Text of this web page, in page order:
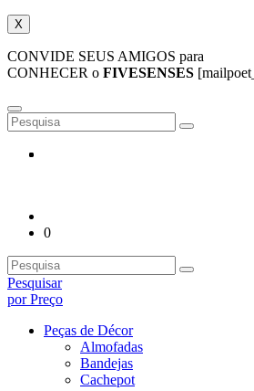
X
CONVIDE SEUS AMIGOS para
CONHECER o FIVESENSES
0
Pesquisar
por Preço
Peças de Décor
Almofadas
Bandejas
Cachepot